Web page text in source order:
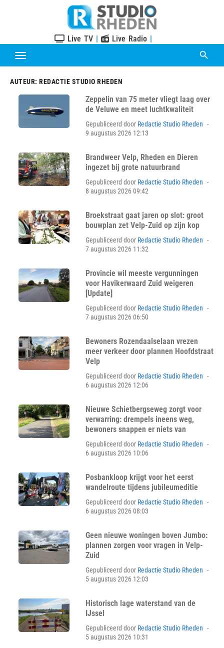
Live TV | Live Radio |
AUTEUR: REDACTIE STUDIO RHEDEN
Zeppelin van 75 meter vliegt laag over
de Veluwe en meet luchtkwaliteit
Gepubliceerd door Redactie Studio Rheden
9 augustus 2026 12:13
Brandweer Velp, Rheden en Dieren
ingezet bij grote natuurbrand
Gepubliceerd door Redactie Studio Rheden
8 augustus 2026 09:42
Broekstraat gaat jaren op slot: groot
bouwplan zet Velp-Zuid op zijn kop
Gepubliceerd door Redactie Studio Rheden
7 augustus 2026 11:32
Provincie wil meeste vergunningen
voor Havikerwaard Zuid weigeren
[Update]
Gepubliceerd door Redactie Studio Rheden
7 augustus 2026 06:50
Bewoners Rozendaalselaan vrezen
meer verkeer door plannen Hoofdstraat
Velp
Gepubliceerd door Redactie Studio Rheden
6 augustus 2026 12:06
Nieuwe Schietbergseweg zorgt voor
verwarring: drempels ineens weg,
bewoners snappen er niets van
Gepubliceerd door Redactie Studio Rheden
6 augustus 2026 10:06
Posbankloop krijgt voor het eerst
wandelroute tijdens jubileumeditie
Gepubliceerd door Redactie Studio Rheden
6 augustus 2026 08:03
Geen nieuwe woningen boven Jumbo:
plannen zorgen voor vragen in Velp-
Zuid
Gepubliceerd door Redactie Studio Rheden
5 augustus 2026 12:03
Historisch lage waterstand van de
IJssel
Gepubliceerd door Redactie Studio Rheden
5 augustus 2026 10:31